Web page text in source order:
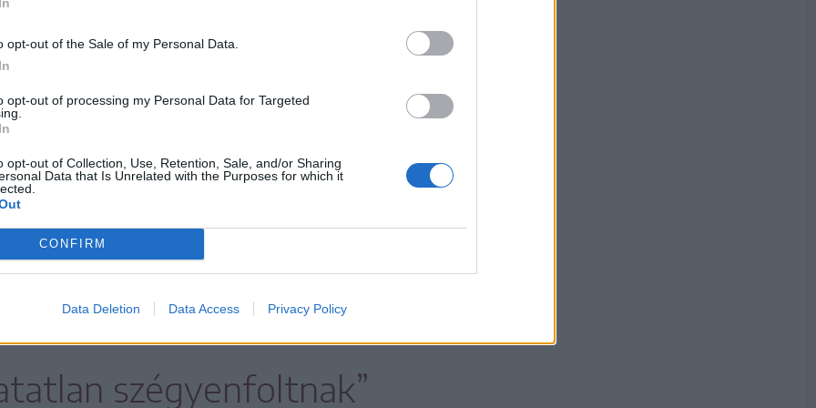
opt-out of the Sale of my Personal Data.
opt-out of processing my Personal Data for Targeted
opt-out of Collection, Use, Retention, Sale, and/or Sharing
Data that Is Unrelated with the Purposes for which it
CONFIRM
Data Deletion Data Access Privacy Policy
való őszinte
egyetlen út a
és a jövő építése
ügyében több mint 35 év
bírósági ítélet.
szégyenfoltnak”